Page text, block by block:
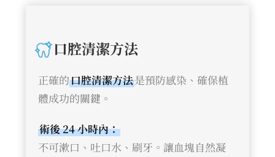
口腔清潔方法
正確的口腔清潔方法是預防感染、確保植
體成功的關鍵。
術後 24 小時內：
不可漱口、吐口水、刷牙。讓血塊自然凝